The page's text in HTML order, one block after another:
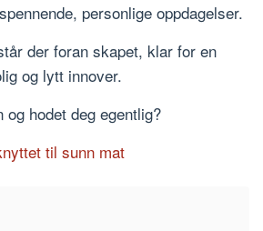
personlige oppdagelser.
der foran skapet, klar for en
og lytt innover.
hodet deg egentlig?
til sunn mat